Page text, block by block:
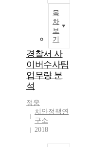
목
차
보
기
경찰서 사
이버수사팀
업무량 분
석
정웅
치안정책연
구소
2018